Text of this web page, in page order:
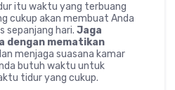
itu waktu yang terbuang
cukup akan membuat Anda
sepanjang hari. Jaga
dengan mematikan
menjaga suasana kamar
butuh waktu untuk
tidur yang cukup.